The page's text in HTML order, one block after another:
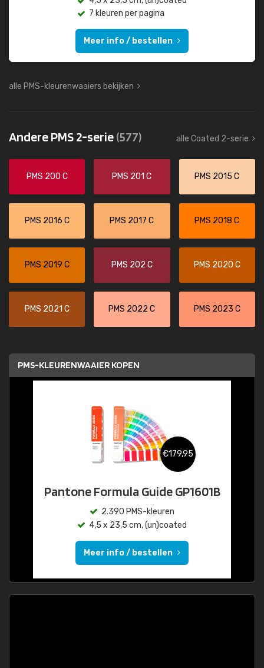
7 kleuren per pagina
Meer info / bestellen
alle PMS-kleurenwaaiers bekijken
Andere PMS 2-serie(577) alle Coated 2-serie
PMS 200 C PMS 201 C PMS 2015 C
PMS 2016 C PMS 2017 C PMS 2018 C
PMS 2019 C PMS 202 C PMS 2020 C
PMS 2021 C PMS 2022 C PMS 2023 C
PMS-KLEURENWAAIER KOPEN
€179,95
Pantone Formula Guide GP1601B
2.390 PMS-kleuren
4,5 x 23,5 cm, (un)coated
Meer info / bestellen